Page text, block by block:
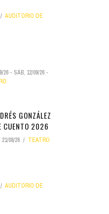
AUDITORIO DE
26 - SÁB, 12/09/26 -
GONZÁLEZ
CUENTO 2026
08/26
TEATRO
AUDITORIO DE